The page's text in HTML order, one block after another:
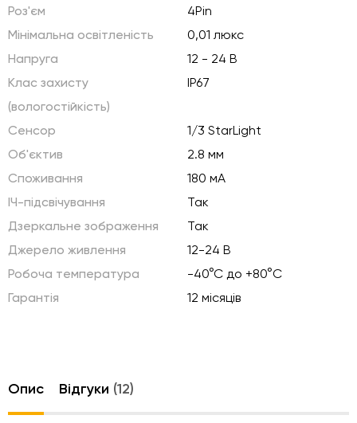
Роз'єм
4Pin
Мінімальна освітленість
0,01 люкс
Напруга
12 - 24 В
Клас захисту
(вологостійкість)
IP67
Сенсор
1/3 StarLight
Об'єктив
2.8 мм
Споживання
180 мА
ІЧ-підсвічування
Так
Дзеркальне зображення
Так
Джерело живлення
12-24 В
Робоча температура
-40°C до +80°C
Гарантія
12 місяців
Опис Відгуки (12)